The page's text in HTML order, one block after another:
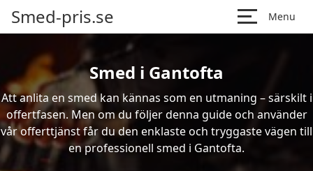
Smed-pris.se Menu
Smed i Gantofta
Att anlita en smed kan kännas som en utmaning – särskilt i
offertfasen. Men om du följer denna guide och använder
vår offerttjänst får du den enklaste och tryggaste vägen till
en professionell smed i Gantofta.